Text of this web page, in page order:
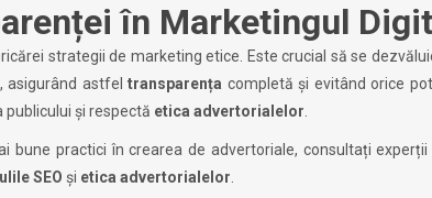
în Marketingul
strategii de marketing etice. Este crucial să se
asigurând astfel transparența completă și evitând orice
și respectă etica advertorialelor.
bune practici în crearea de advertoriale, consultați
SEO și etica advertorialelor.